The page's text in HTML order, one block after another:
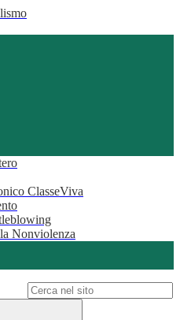
ClasseViva
Nonviolenza